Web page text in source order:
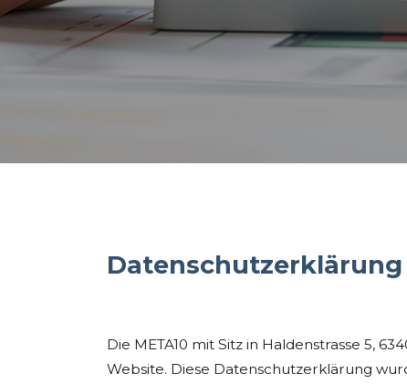
Die META10 mit Sitz in Haldenstrasse 5,
Website. Diese Datenschutzerklärung